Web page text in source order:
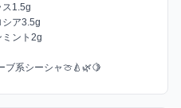
ス1.5g
シア3.5g
ント2g